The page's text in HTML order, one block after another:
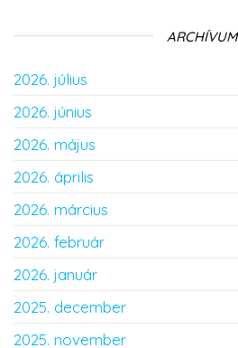
ARCHÍVUM
2026. július
2026. június
2026. május
2026. április
2026. március
2026. február
2026. január
2025. december
2025. november